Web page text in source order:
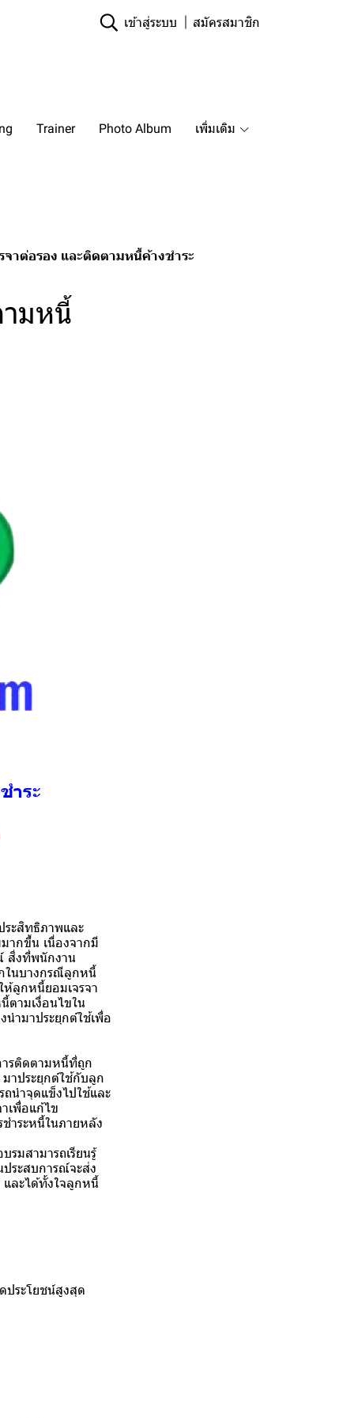
เข้าสู่ระบบ สมัครสมาชิก
Trainer Photo Album เพิ่มเติม
จาต่อรอง และติดตามหนี้ค้างชำระ
ามหนี้
ำระ
สิทธิภาพและ
ากขึ้น เนื่องจากมี
สิ่งที่พนักงาน
ในบางกรณีลูกหนี้
ห้ลูกหนี้ยอมเจรจา
ตามเงื่อนไขใน
นำมาประยุกต์ใช้เพื่อ
รติดตามหนี้ที่ถูก
าประยุกต์ใช้กับลูก
นำจุดแข็งไปใช้และ
เพื่อแก้ไข
ำระหนี้ในภายหลัง
มสามารถเรียนรู้
ประสบการณ์จะส่ง
ละได้ทั้งใจลูกหนี้
ประโยชน์สูงสุด